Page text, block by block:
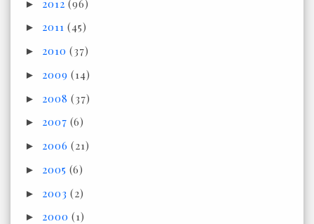
► 2012(96)
► 2011(45)
► 2010(37)
► 2009(14)
► 2008(37)
► 2007(6)
► 2006(21)
► 2005(6)
► 2003(2)
► 2000(1)